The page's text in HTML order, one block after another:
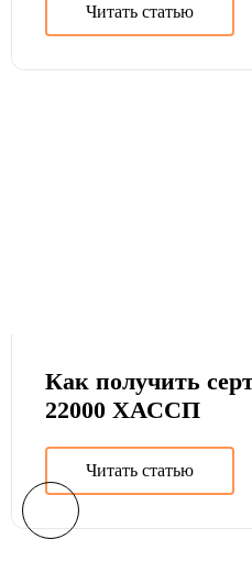
Читать статью
Как получить
22000 ХАССП
Читать статью